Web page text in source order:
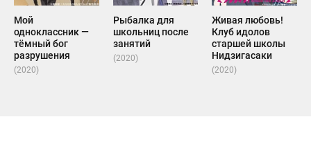
Мой
одноклассник —
тёмный бог
разрушения
(2020)
Рыбалка для
школьниц после
занятий
(2020)
Живая любовь!
Клуб идолов
старшей школы
Нидзигасаки
(2020)